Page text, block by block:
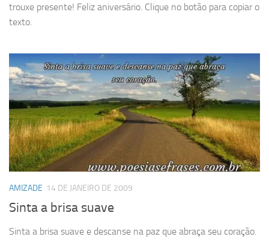
trouxe presente! Feliz aniversário. Clique no botão para copiar o
texto.
AMIZADE 14 DE JANEIRO DE 2009
Sinta a brisa suave
Sinta a brisa suave e descanse na paz que abraça seu coração.